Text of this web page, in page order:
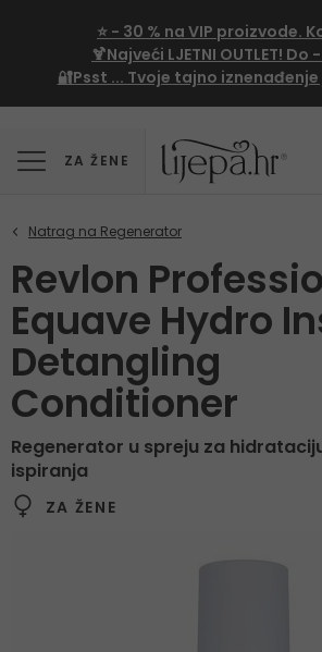
⭐ - 30 % na VIP proizvode.
🍹Najveći LJETNI OUTLET! Do -
🔐Psst ... Tvoje tajno
ZA ŽENE
Revlon
Equave Hydro
Detangling
Conditioner
Regenerator u spreju za
ispiranja
ZA ŽENE